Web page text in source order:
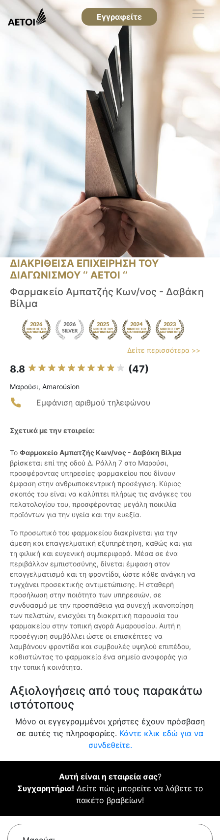
Εγγραφείτε
ΔΙΑΚΡΙΘΕΙΣΑ ΕΠΙΧΕΙΡΗΣΗ ΤΟΥ
ΔΙΑΓΩΝΙΣΜΟΥ ‘’ ΑΕΤΟΙ ‘’
Φαρμακείο Αμπατζής Κων/νος - Δαβάκη
Βίλμα
Δείτε περισσότερα >>
8.8 (47)
Μαρούσι, Amaroúsion
Εμφάνιση αριθμού τηλεφώνου
Σχετικά με την εταιρεία:
Το Φαρμακείο Αμπατζής Κων/νος - Δαβάκη Βίλμα
βρίσκεται επί της οδού Δ. Ράλλη 7 στο Μαρούσι,
προσφέροντας υπηρεσίες φαρμακείου που δίνουν
έμφαση στην ανθρωποκεντρική προσέγγιση. Κύριος
σκοπός του είναι να καλύπτει πλήρως τις ανάγκες του
πελατολογίου του, προσφέροντας μεγάλη ποικιλία
προϊόντων για την υγεία και την ευεξία.
Το προσωπικό του φαρμακείου διακρίνεται για την
άμεση και επαγγελματική εξυπηρέτηση, καθώς και για
τη φιλική και ευγενική συμπεριφορά. Μέσα σε ένα
περιβάλλον εμπιστοσύνης, δίνεται έμφαση στον
επαγγελματισμό και τη φροντίδα, ώστε κάθε ανάγκη να
τυγχάνει προσεκτικής αντιμετώπισης. Η σταθερή
προσήλωση στην ποιότητα των υπηρεσιών, σε
συνδυασμό με την προσπάθεια για συνεχή ικανοποίηση
των πελατών, ενισχύει τη διακριτική παρουσία του
φαρμακείου στην τοπική αγορά Αμαρουσίου. Αυτή η
προσέγγιση συμβάλλει ώστε οι επισκέπτες να
λαμβάνουν φροντίδα και συμβουλές υψηλού επιπέδου,
καθιστώντας το φαρμακείο ένα σημείο αναφοράς για
την τοπική κοινότητα.
Αξιολογήσεις από τους παρακάτω
ιστότοπους
Μόνο οι εγγεγραμμένοι χρήστες έχουν πρόσβαση
σε αυτές τις πληροφορίες. Κάντε κλικ εδώ για να
συνδεθείτε.
Αυτή είναι η εταιρεία σας?
Συγχαρητήρια! Δείτε πώς μπορείτε να λάβετε το
πακέτο βραβείων!